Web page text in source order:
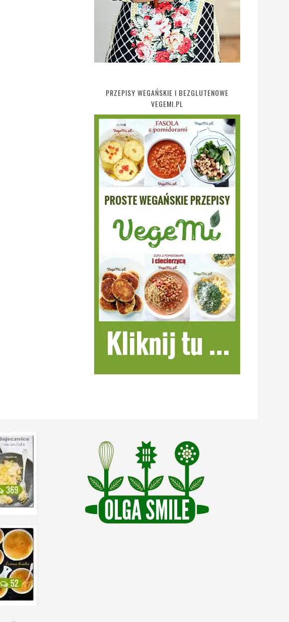
PRZEPISY WEGAŃSKIE I BEZGLUTENOWE
VEGEMI.PL